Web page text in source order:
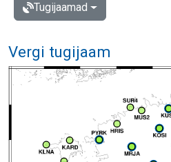
Tugijaamad
Vergi tugijaam